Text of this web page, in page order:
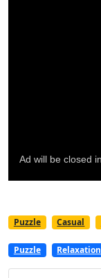
Puzzle Casual
Puzzle Relaxation